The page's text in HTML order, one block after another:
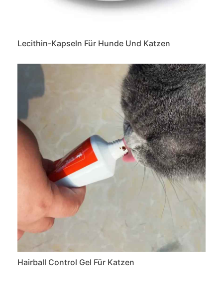
Lecithin-Kapseln Für Hunde Und Katzen
Hairball Control Gel Für Katzen